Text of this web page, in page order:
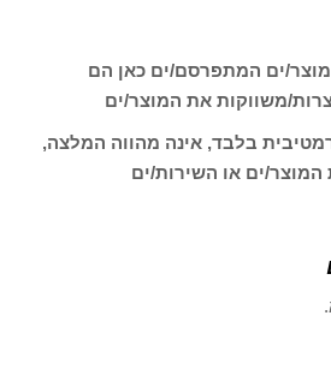
ים המתפרסם/ים כאן הם
משווקות את המוצר/ים
בלבד, אינה מהווה המלצה,
המוצר/ים או השירות/ים